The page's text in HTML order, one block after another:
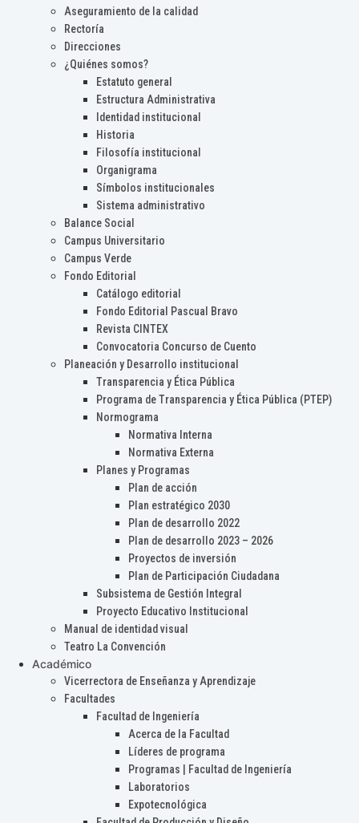
Aseguramiento de la calidad
Rectoría
Direcciones
¿Quiénes somos?
Estatuto general
Estructura Administrativa
Identidad institucional
Historia
Filosofía institucional
Organigrama
Símbolos institucionales
Sistema administrativo
Balance Social
Campus Universitario
Campus Verde
Fondo Editorial
Catálogo editorial
Fondo Editorial Pascual Bravo
Revista CINTEX
Convocatoria Concurso de Cuento
Planeación y Desarrollo institucional
Transparencia y Ética Pública
Programa de Transparencia y Ética Pública (PTEP)
Normograma
Normativa Interna
Normativa Externa
Planes y Programas
Plan de acción
Plan estratégico 2030
Plan de desarrollo 2022
Plan de desarrollo 2023 – 2026
Proyectos de inversión
Plan de Participación Ciudadana
Subsistema de Gestión Integral
Proyecto Educativo Institucional
Manual de identidad visual
Teatro La Convención
Académico
Vicerrectora de Enseñanza y Aprendizaje
Facultades
Facultad de Ingeniería
Acerca de la Facultad
Líderes de programa
Programas | Facultad de Ingeniería
Laboratorios
Expotecnológica